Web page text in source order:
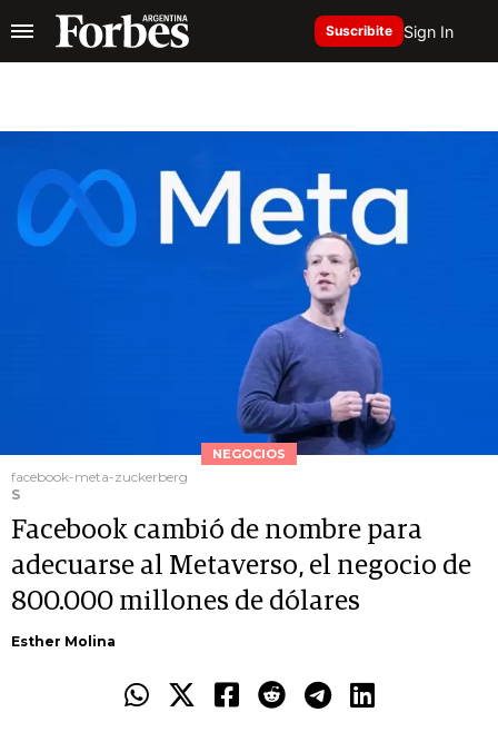
Suscribite Sign In
NEGOCIOS
facebook-meta-zuckerberg
S
Facebook cambió de nombre para
adecuarse al Metaverso, el negocio de
800.000 millones de dólares
Esther Molina